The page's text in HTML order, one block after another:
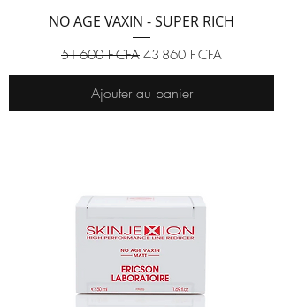
NO AGE VAXIN - SUPER RICH
Prix original
51 600 F CFA Prix promotionnel
43 860 F CFA
Ajouter au panier